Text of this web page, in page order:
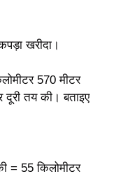
खरीदा।
570 मीटर
तय की। बताइए
= 55 किलोमीटर